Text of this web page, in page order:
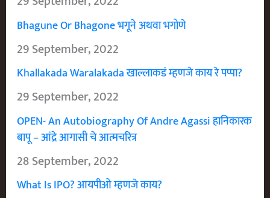
Bhagune Or Bhagone भगूने अथवा भगोणे
29 September, 2022
Khallakada Waralakada खाल्लाकडं म्हणजे काय रे पप्पा?
29 September, 2022
OPEN- An Autobiography Of Andre Agassi हानिकारक
बापू – आंद्रे आगासी चे आत्मचरित्र
28 September, 2022
What Is IPO? आयपीओ म्हणजे काय?